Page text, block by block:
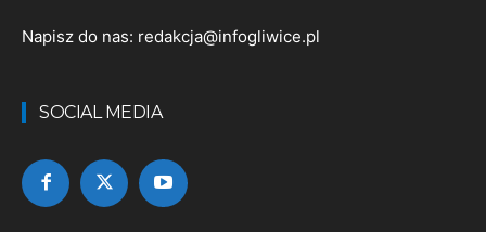
Napisz do nas: redakcja@infogliwice.pl
SOCIAL MEDIA